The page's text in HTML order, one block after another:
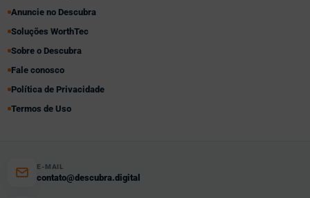
Anuncie no Descubra
Soluções WorthTec
Sobre o Descubra
Fale conosco
Política de Privacidade
Termos de Uso
E-MAIL
contato@descubra.digital